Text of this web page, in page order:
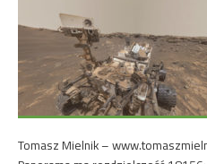
Tomasz Mielnik –